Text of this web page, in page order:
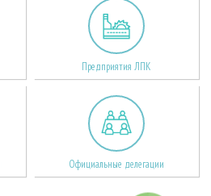
Предприятия ЛПК
Официальные делегации